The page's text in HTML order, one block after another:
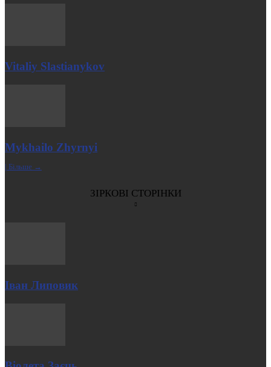
Vitaliy Slastianykov
Mykhailo Zhyrnyi
| Більше →
ЗІРКОВІ СТОРІНКИ
Іван Липовик